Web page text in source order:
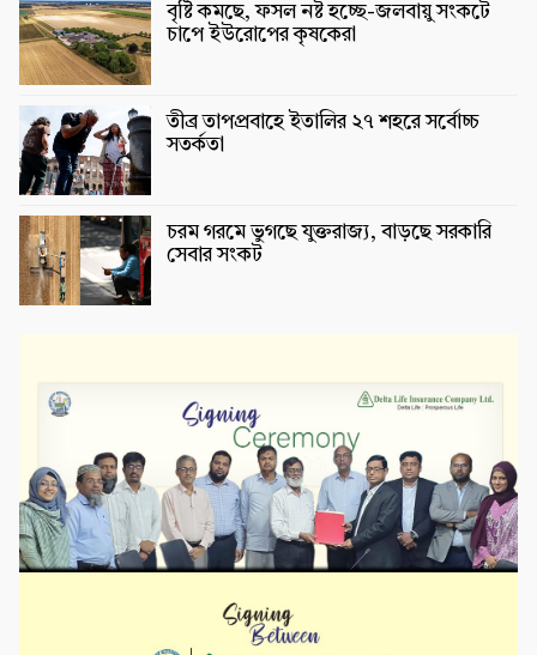
বৃষ্টি কমছে, ফসল নষ্ট হচ্ছে-জলবায়ু সংকটে
চাপে ইউরোপের কৃষকেরা
তীব্র তাপপ্রবাহে ইতালির ২৭ শহরে সর্বোচ্চ
সতর্কতা
চরম গরমে ভুগছে যুক্তরাজ্য, বাড়ছে সরকারি
সেবার সংকট